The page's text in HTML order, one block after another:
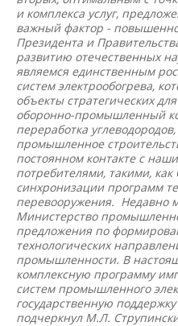
и комплекса услуг,
важный фактор -
Президента и
развитию отечественных
являемся единственным
систем электрообогрева,
объекты стратегических
оборонно-промышленный
переработка
промышленное
постоянном контакте с
потребителями, такими,
синхронизации программ
перевооружения. Недавно
Министерство
предложения по
технологических
промышленности. В
комплексную программу
систем промышленного
государственную
подчеркнул М.Л.